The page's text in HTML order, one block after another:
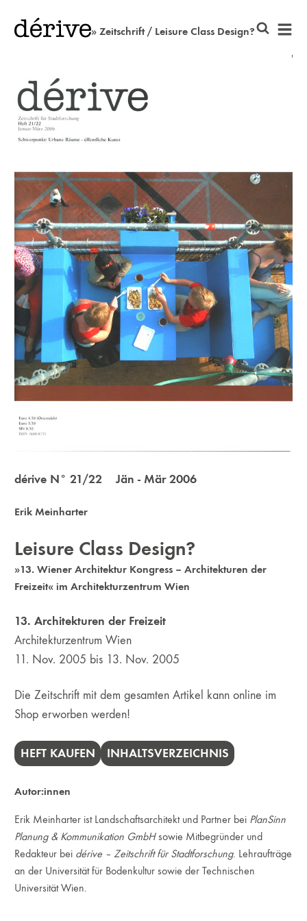
» Zeitschrift / Leisure Class Design?
dérive N° 21/22 Jän - Mär 2006
Erik Meinharter
Leisure Class Design?
»13. Wiener Architektur Kongress – Architekturen der
Freizeit« im Architekturzentrum Wien
13. Architekturen der Freizeit
Architekturzentrum Wien
11. Nov. 2005 bis 13. Nov. 2005
Die Zeitschrift mit dem gesamten Artikel kann online im
Shop erworben werden!
HEFT KAUFEN INHALTSVERZEICHNIS
Autor:innen
Erik Meinharter ist Landschaftsarchitekt und Partner bei PlanSinn
Planung & Kommunikation GmbHsowie Mitbegründer und
Redakteur bei dérive – Zeitschrift für Stadtforschung. Lehraufträge
an der Universität für Bodenkultur sowie der Technischen
Universität Wien.